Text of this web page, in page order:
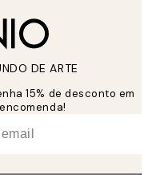
DE ARTE
15% de desconto em